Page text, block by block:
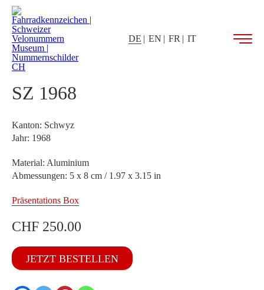
DE EN FR IT
SZ 1968
Kanton: Schwyz
Jahr: 1968
Material: Aluminium
Abmessungen: 5 x 8 cm / 1.97 x 3.15 in
Präsentations Box
CHF 250.00
SZ
1968
Menge
JETZT BESTELLEN